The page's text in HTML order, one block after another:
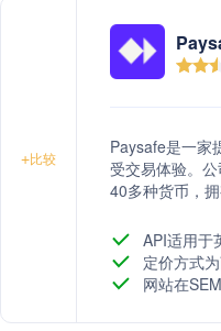
+比较
Paysafe是一家
受交易体验。
40多种货币，
API适用于
定价方式
网站在